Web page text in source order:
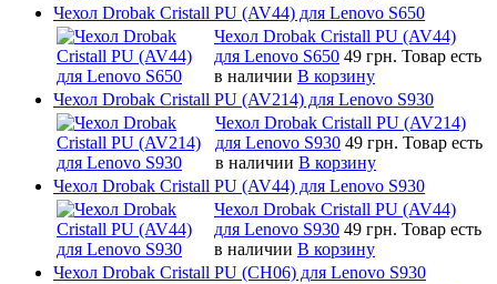
Чехол Drobak Cristall PU (AV44) для Lenovo S650
Чехол Drobak Cristall PU (AV44)
для Lenovo S650 49 грн. Товар есть
в наличии В корзину
Чехол Drobak Cristall PU (AV214) для Lenovo S930
Чехол Drobak Cristall PU (AV214)
для Lenovo S930 49 грн. Товар есть
в наличии В корзину
Чехол Drobak Cristall PU (AV44) для Lenovo S930
Чехол Drobak Cristall PU (AV44)
для Lenovo S930 49 грн. Товар есть
в наличии В корзину
Чехол Drobak Cristall PU (CH06) для Lenovo S930